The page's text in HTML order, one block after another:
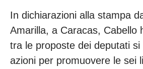
In dichiarazioni alla stampa
Amarilla, a Caracas, Cabello
tra le proposte dei deputati si
azioni per promuovere le sei